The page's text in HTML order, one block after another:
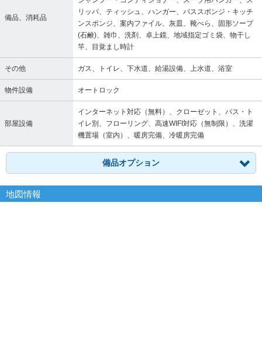
備品、消耗品
リッパ、ティッシュ、ハンガー、バススポンジ・キッチ
ンスポンジ、案内ファイル、灰皿、靴べら、固形ソープ
(石鹸)、雑巾、洗剤、卓上鏡、地域指定ゴミ袋、物干し
竿、目覚まし時計
その他 ガス、トイレ、下水道、給湯設備、上水道、浴室
物件設備 オートロック
部屋設備
インターネット対応（無料）、クローゼット、バス・ト
イレ別、フローリング、高速WIFI対応（無制限）、洗濯
機置場（室内）、暖房完備、冷暖房完備
備品オプション
地図情報